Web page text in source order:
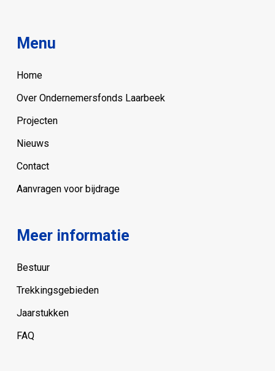
Menu
Home
Over Ondernemersfonds Laarbeek
Projecten
Nieuws
Contact
Aanvragen voor bijdrage
Meer informatie
Bestuur
Trekkingsgebieden
Jaarstukken
FAQ